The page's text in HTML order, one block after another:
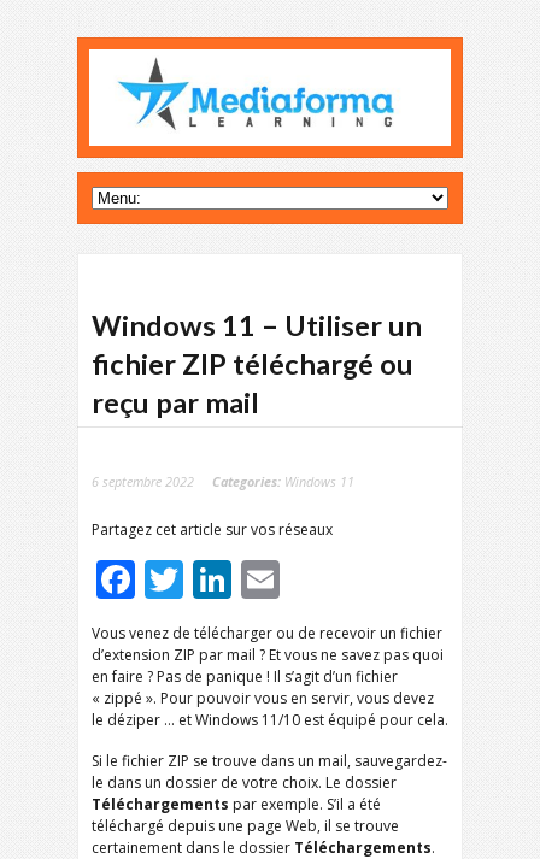
Windows 11 – Utiliser un
fichier ZIP téléchargé ou
reçu par mail
6 septembre 2022 Categories: Windows 11
Partagez cet article sur vos réseaux
Facebook
TwitterLinkedIn
Vous venez de télécharger ou de recevoir un fichier
d’extension ZIP par mail ? Et vous ne savez pas quoi
en faire ? Pas de panique ! Il s’agit d’un fichier
« zippé ». Pour pouvoir vous en servir, vous devez
le déziper … et Windows 11/10 est équipé pour cela.
Si le fichier ZIP se trouve dans un mail, sauvegardez-
le dans un dossier de votre choix. Le dossier
Téléchargements par exemple. S’il a été
téléchargé depuis une page Web, il se trouve
certainement dans le dossier Téléchargements.